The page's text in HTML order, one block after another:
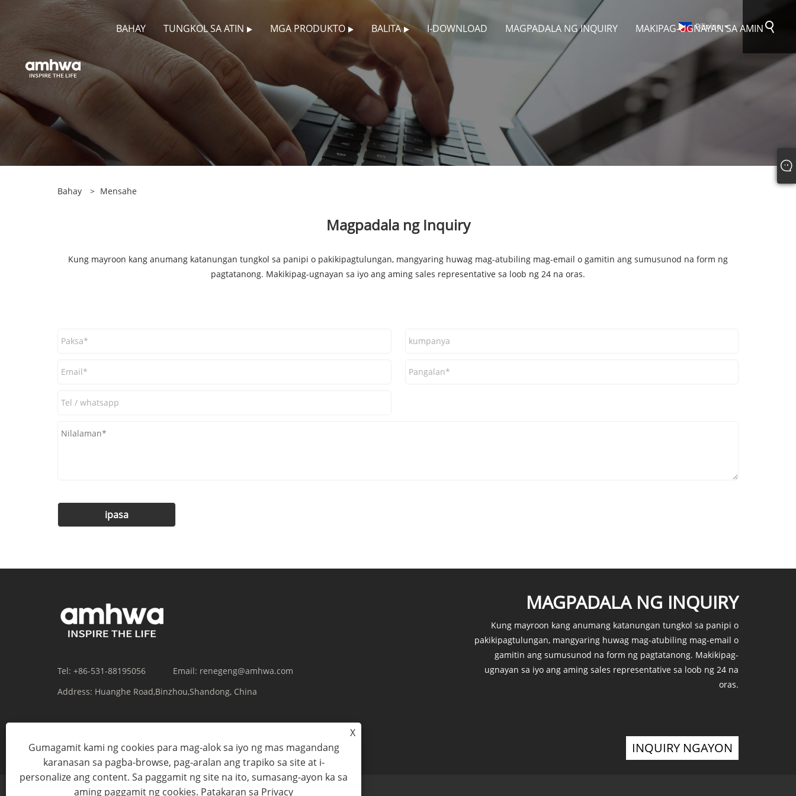
BAHAY TUNGKOL SA ATIN MGA PRODUKTO BALITA I-DOWNLOAD MAGPADALA NG INQUIRY MAKIPAG-UGNAYAN SA AMIN
Pilipino
Bahay > Mensahe
Magpadala ng Inquiry
Kung mayroon kang anumang katanungan tungkol sa panipi o pakikipagtulungan, mangyaring huwag mag-atubiling mag-email o gamitin ang sumusunod na form ng
pagtatanong. Makikipag-ugnayan sa iyo ang aming sales representative sa loob ng 24 na oras.
Tel: +86-531-88195056 Email: renegeng@amhwa.com
Address: Huanghe Road,Binzhou,Shandong, China
MAGPADALA NG INQUIRY
Kung mayroon kang anumang katanungan tungkol sa panipi o
pakikipagtulungan, mangyaring huwag mag-atubiling mag-email o
gamitin ang sumusunod na form ng pagtatanong. Makikipag-
ugnayan sa iyo ang aming sales representative sa loob ng 24 na
oras.
INQUIRY NGAYON
X
Gumagamit kami ng cookies para mag-alok sa iyo ng mas magandang
karanasan sa pagba-browse, pag-aralan ang trapiko sa site at i-
personalize ang content. Sa paggamit ng site na ito, sumasang-ayon ka sa
aming paggamit ng cookies. Patakaran sa Privacy